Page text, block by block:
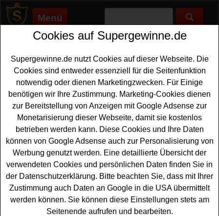
Menü
Supergewinne.de>Gewinnspiele>Technik Gewinnspiele>
Anzeige:
Tecworld Gewinnspiel
Besserwisser Quiz
Wer gern einen tollen Kopfhörer gewinnen möchte, sollte
an dem kostenlosen Tecworld Gewinnspiel teilnehmen.
Bei dem Besserwisser Quiz wartet ein kabelloser Over-
Ear Kopfhörer auf einen glücklichen Gewinner. Falls Sie
an dem Tecworld Gewinnspiel gratis teilnehmen
möchten, müssen Sie nur flink das kleine Besserwisser
Quiz erfolgreich bestehen und können danach Ihre Daten
Cookies auf Supergewinne.de
Supergewinne.de nutzt Cookies auf dieser Webseite. Die
Cookies sind entweder essenziell für die Seitenfunktion
notwendig oder dienen Marketingzwecken. Für Einige
benötigen wir Ihre Zustimmung. Marketing-Cookies dienen
zur Bereitstellung von Anzeigen mit Google Adsense zur
Monetarisierung dieser Webseite, damit sie kostenlos
betrieben werden kann. Diese Cookies und Ihre Daten
können von Google Adsense auch zur Personalisierung von
Werbung genutzt werden. Eine detaillierte Übersicht der
verwendeten Cookies und persönlichen Daten finden Sie in
der Datenschutzerklärung. Bitte beachten Sie, dass mit Ihrer
Zustimmung auch Daten an Google in die USA übermittelt
werden können. Sie können diese Einstellungen stets am
Seitenende aufrufen und bearbeiten.